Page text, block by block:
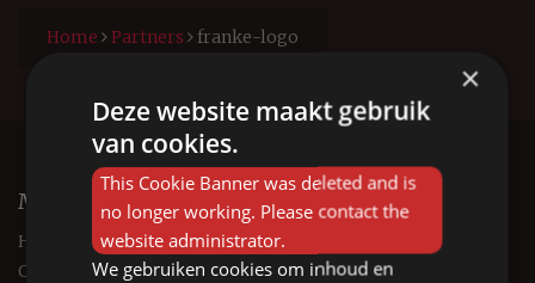
Home Partners franke-logo
Menu
Home
Over Forest Keukens
×
Deze website maakt gebruik
van cookies.
This Cookie Banner was deleted and is
no longer working. Please contact the
website administrator.
We gebruiken cookies om inhoud en